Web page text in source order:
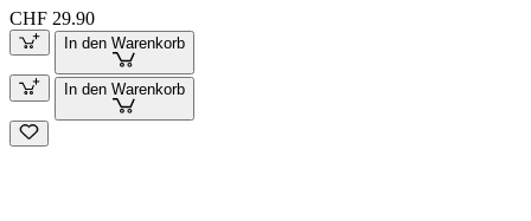
CHF 29.90
In den Warenkorb
In den Warenkorb